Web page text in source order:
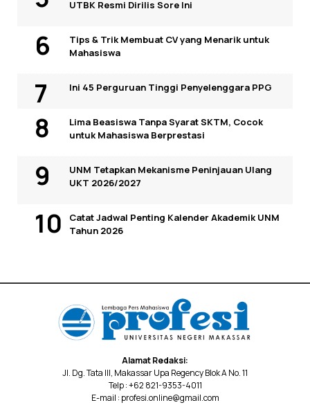
UTBK Resmi Dirilis Sore Ini
Tips & Trik Membuat CV yang Menarik untuk
Mahasiswa
Ini 45 Perguruan Tinggi Penyelenggara PPG
Lima Beasiswa Tanpa Syarat SKTM, Cocok
untuk Mahasiswa Berprestasi
UNM Tetapkan Mekanisme Peninjauan Ulang
UKT 2026/2027
Catat Jadwal Penting Kalender Akademik UNM
Tahun 2026
Alamat Redaksi:
Jl. Dg. Tata III, Makassar Upa Regency Blok A No. 11
Telp : +62 821-9353-4011
E-mail : profesi.online@gmail.com